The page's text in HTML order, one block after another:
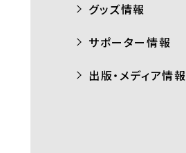
グッズ情報
サポーター情報
出版・メディア情報